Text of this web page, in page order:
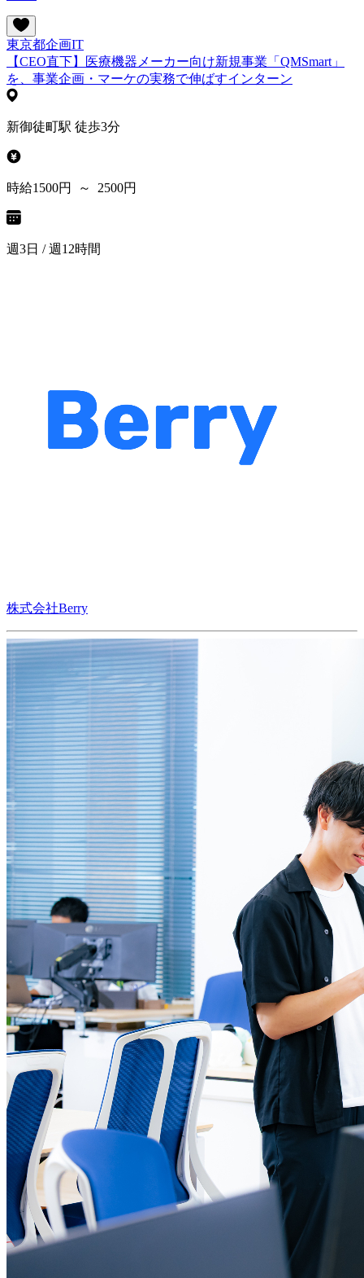
東京都企画IT
【CEO直下】医療機器メーカー向け新規事業「QMSmart」
を、事業企画・マーケの実務で伸ばすインターン
新御徒町駅 徒歩3分
時給1500円 ～ 2500円
週3日 / 週12時間
株式会社Berry